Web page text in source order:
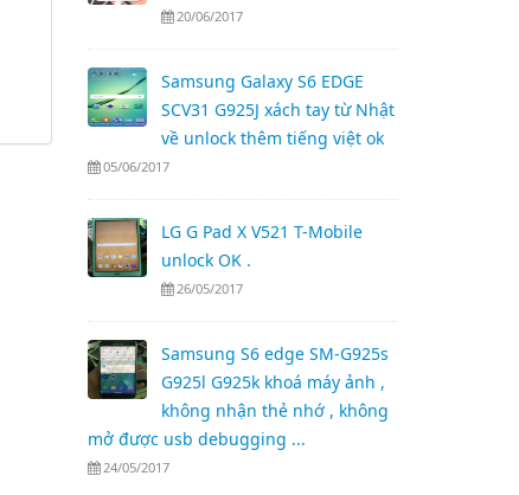
20/06/2017
Samsung Galaxy S6 EDGE
SCV31 G925J xách tay từ Nhật
về unlock thêm tiếng việt ok
05/06/2017
LG G Pad X V521 T-Mobile
unlock OK .
26/05/2017
Samsung S6 edge SM-G925s
G925l G925k khoá máy ảnh ,
không nhận thẻ nhớ , không
mở được usb debugging ...
24/05/2017